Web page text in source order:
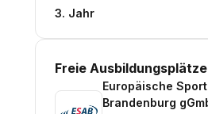
3. Jahr
Freie Ausbildungsplätze
Europäische
Brandenburg